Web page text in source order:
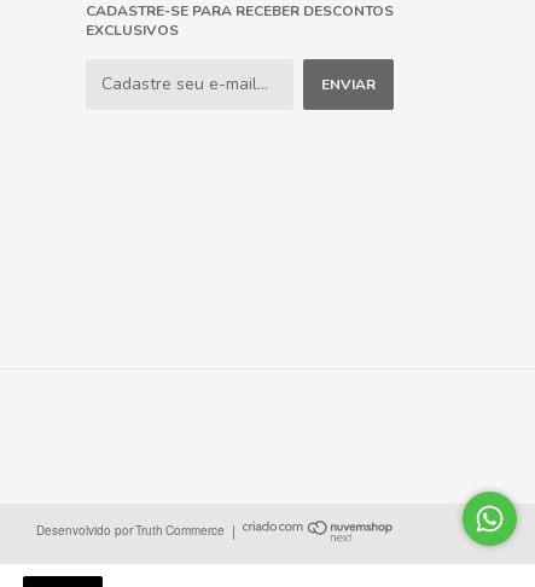
CADASTRE-SE PARA RECEBER DESCONTOS
EXCLUSIVOS
Desenvolvido porTruth Commerce |